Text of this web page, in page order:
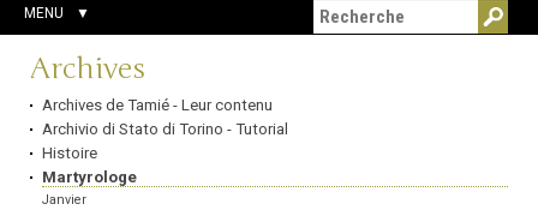
MENU
Navigation
Archives
Archives de Tamié - Leur contenu
Archivio di Stato di Torino - Tutorial
Histoire
Martyrologe
Janvier